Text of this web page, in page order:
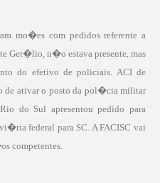
mo�es com pedidos referente a
Get�lio, n�o estava presente, mas
do efetivo de policiais. ACI de
ativar o posto da pol�cia militar
do Sul apresentou pedido para
federal para SC. A FACISC vai
competentes.